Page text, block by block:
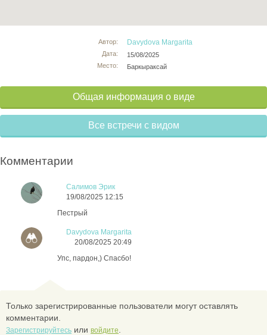
Автор:
Дата:
Место:
Davydova Margarita
15/08/2025
Баркыраксай
Общая информация о виде
Все встречи с видом
Комментарии
Салимов Эрик
19/08/2025 12:15
Пестрый
Davydova Margarita
20/08/2025 20:49
Упс, пардон,) Спасбо!
Только зарегистрированные пользователи могут оставлять
комментарии.
Зарегистрируйтесь или войдите